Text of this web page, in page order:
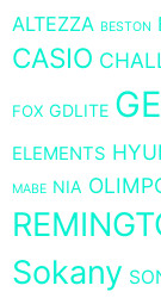
ALTEZZA BESTON
CASIO
FOX GDLITE
ELEMENTS
MABE NIA
Sokany